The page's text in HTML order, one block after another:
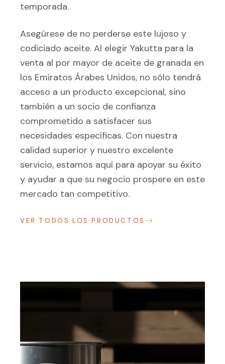
temporada.
Asegúrese de no perderse este lujoso y
codiciado aceite. Al elegir Yakutta para la
venta al por mayor de aceite de granada en
los Emiratos Árabes Unidos, no sólo tendrá
acceso a un producto excepcional, sino
también a un socio de confianza
comprometido a satisfacer sus
necesidades específicas. Con nuestra
calidad superior y nuestro excelente
servicio, estamos aquí para apoyar su éxito
y ayudar a que su negocio prospere en este
mercado tan competitivo.
VER TODOS LOS PRODUCTOS